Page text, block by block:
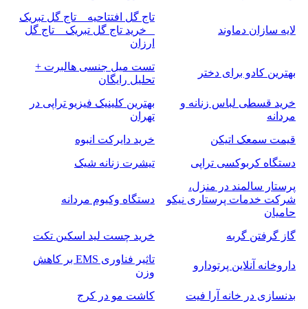
لایه سازان دماوند
تاج گل افتتاحیه _ تاج گل تبریک
_ خرید تاج گل تبریک _ تاج گل
ارزان
بهترین کادو برای دختر
تست میل جنسی هالبرت +
تحلیل رایگان
خرید قسطی لباس زنانه و
مردانه
بهترین کلینیک فیزیو تراپی در
تهران
قیمت سمعک اتیکن
خرید دایرکت انبوه
دستگاه کربوکسی تراپی
تیشرت زنانه شیک
پرستار سالمند در منزل،
شرکت خدمات پرستاری نیکو
حامیان
دستگاه وکیوم مردانه
گاز گرفتن گربه خرید چست لید اسکین تکت
داروخانه آنلاین پرتودارو
تاثیر فناوری EMS بر کاهش
وزن
بدنسازی در خانه آرا فیت
کاشت مو در کرج